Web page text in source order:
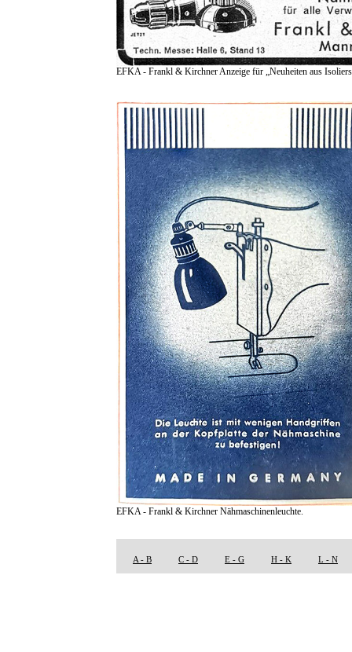
EFKA - Frankl & Kirchner Anzeige für „Neuheiten aus
EFKA - Frankl & Kirchner Nähmaschinenleuchte.
A - B C - D E - G H - K L - N